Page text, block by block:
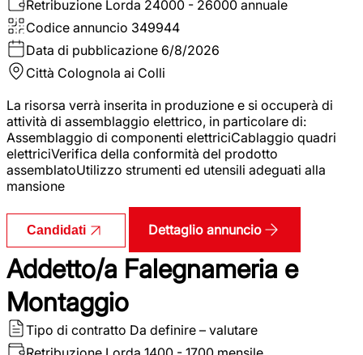
Retribuzione Lorda 24000 - 26000 annuale
Codice annuncio 349944
Data di pubblicazione 6/8/2026
Città Colognola ai Colli
La risorsa verrà inserita in produzione e si occuperà di
attività di assemblaggio elettrico, in particolare di:
Assemblaggio di componenti elettriciCablaggio quadri
elettriciVerifica della conformità del prodotto
assemblatoUtilizzo strumenti ed utensili adeguati alla
mansione
Candidati Dettaglio annuncio
Addetto/a Falegnameria e
Montaggio
Tipo di contratto Da definire – valutare